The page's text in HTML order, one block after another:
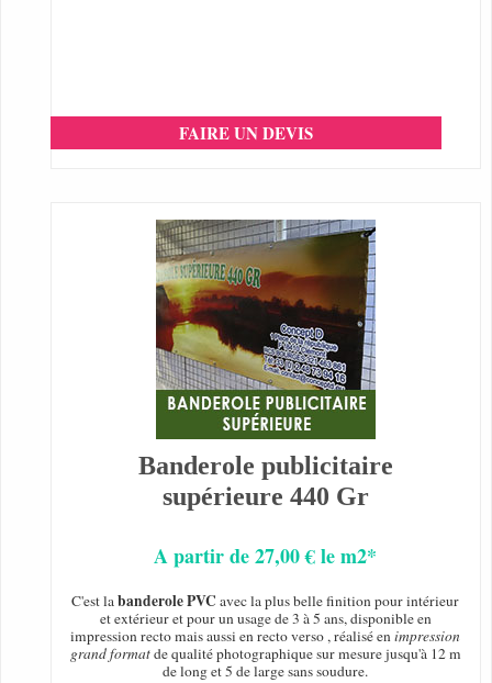
FAIRE UN DEVIS
Banderole publicitaire
supérieure 440 Gr
A partir de 27,00 € le m2*
C'est labanderole PVC avec la plus belle finition pour intérieur
et extérieur et pour un usage de 3 à 5 ans, disponible en
impression recto mais aussi en recto verso , réalisé enimpression
grand formatde qualité photographique sur mesure jusqu'à 12 m
de long et 5 de large sans soudure.